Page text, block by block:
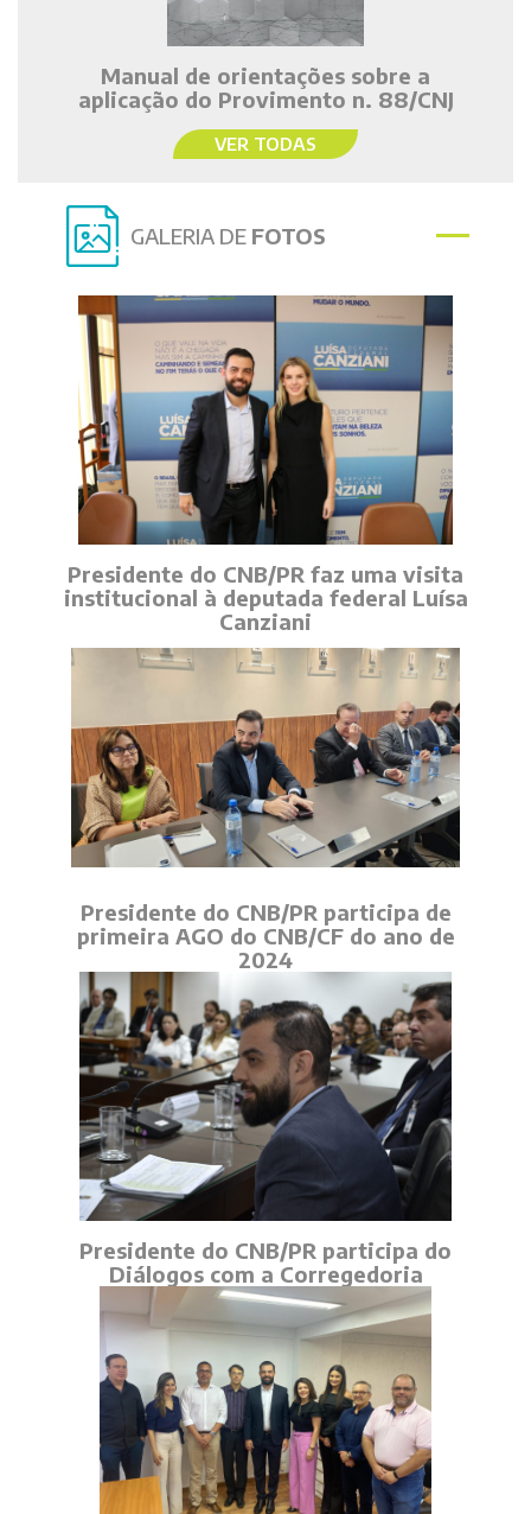
Manual de orientações sobre a
aplicação do Provimento n. 88/CNJ
VER TODAS
GALERIA DE FOTOS
Presidente do CNB/PR faz uma visita
institucional à deputada federal Luísa
Canziani
Presidente do CNB/PR participa de
primeira AGO do CNB/CF do ano de
2024
Presidente do CNB/PR participa do
Diálogos com a Corregedoria